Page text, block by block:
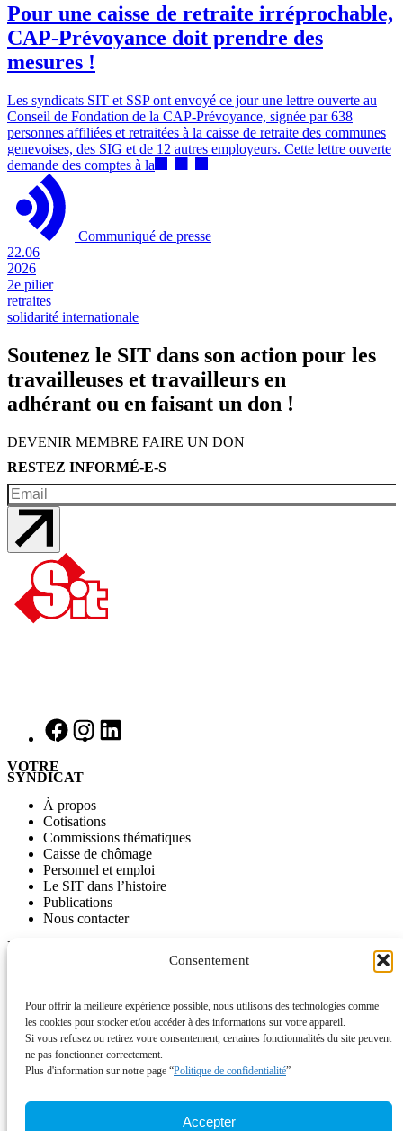
Consentement
Pour offrir la meilleure expérience possible, nous utilisons des technologies comme
les cookies pour stocker et/ou accéder à des informations sur votre appareil.
Si vous refusez ou retirez votre consentement, certaines fonctionnalités du site peuvent
ne pas fonctionner correctement.
Plus d'information sur notre page “Politique de confidentialité”
Accepter
Pour une caisse de retraite irréprochable,
CAP-Prévoyance doit prendre des
mesures !
Les syndicats SIT et SSP ont envoyé ce jour une lettre ouverte au
Conseil de Fondation de la CAP-Prévoyance, signée par 638
personnes affiliées et retraitées à la caisse de retraite des communes
genevoises, des SIG et de 12 autres employeurs. Cette lettre ouverte
demande des comptes à la
Communiqué de presse
22.06
2026
2e pilier
retraites
solidarité internationale
Soutenez le SIT dans son action pour les
travailleuses et travailleurs en
adhérant ou en faisant un don !
DEVENIR MEMBRE FAIRE UN DON
RESTEZ INFORMÉ-E-S
VOTRE
SYNDICAT
À propos
Cotisations
Commissions thématiques
Caisse de chômage
Personnel et emploi
Le SIT dans l’histoire
Publications
Nous contacter
INFORMATIONS
Nos vidéos
L’ancien site du SIT disponible comme archive
ACTUALITÉS
Campagnes